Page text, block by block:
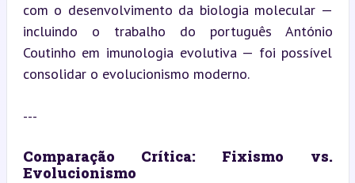
com o desenvolvimento da biologia molecular —
incluindo o trabalho do português António
Coutinho em imunologia evolutiva — foi possível
consolidar o evolucionismo moderno.
---
Comparação Crítica: Fixismo vs.
Evolucionismo